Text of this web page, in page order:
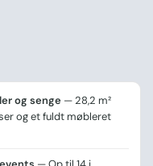
og senge — 28,2 m²
og et fuldt møbleret